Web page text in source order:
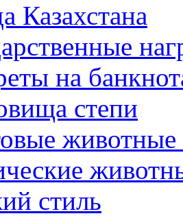
Казахстана
на
степи
стиль